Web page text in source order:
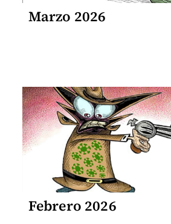
Marzo 2026
Febrero 2026